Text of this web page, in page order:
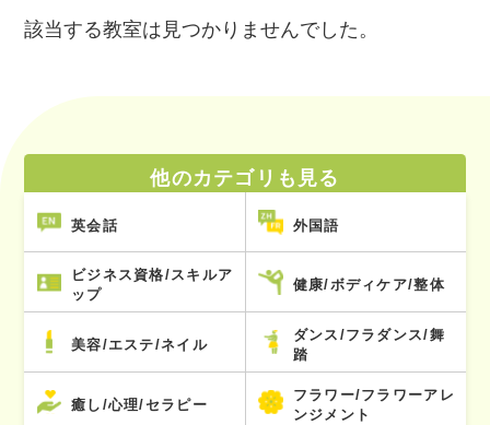
該当する教室は見つかりませんでした。
他のカテゴリも見る
英会話 外国語
ビジネス資格/スキルア
ップ
健康/ボディケア/整体
美容/エステ/ネイル
ダンス/フラダンス/舞
踏
癒し/心理/セラピー
フラワー/フラワーアレ
ンジメント